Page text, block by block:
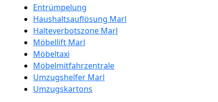
Entrümpelung
Haushaltsauflösung Marl
Halteverbotszone Marl
Möbellift Marl
Möbeltaxi
Möbelmitfahrzentrale
Umzugshelfer Marl
Umzugskartons